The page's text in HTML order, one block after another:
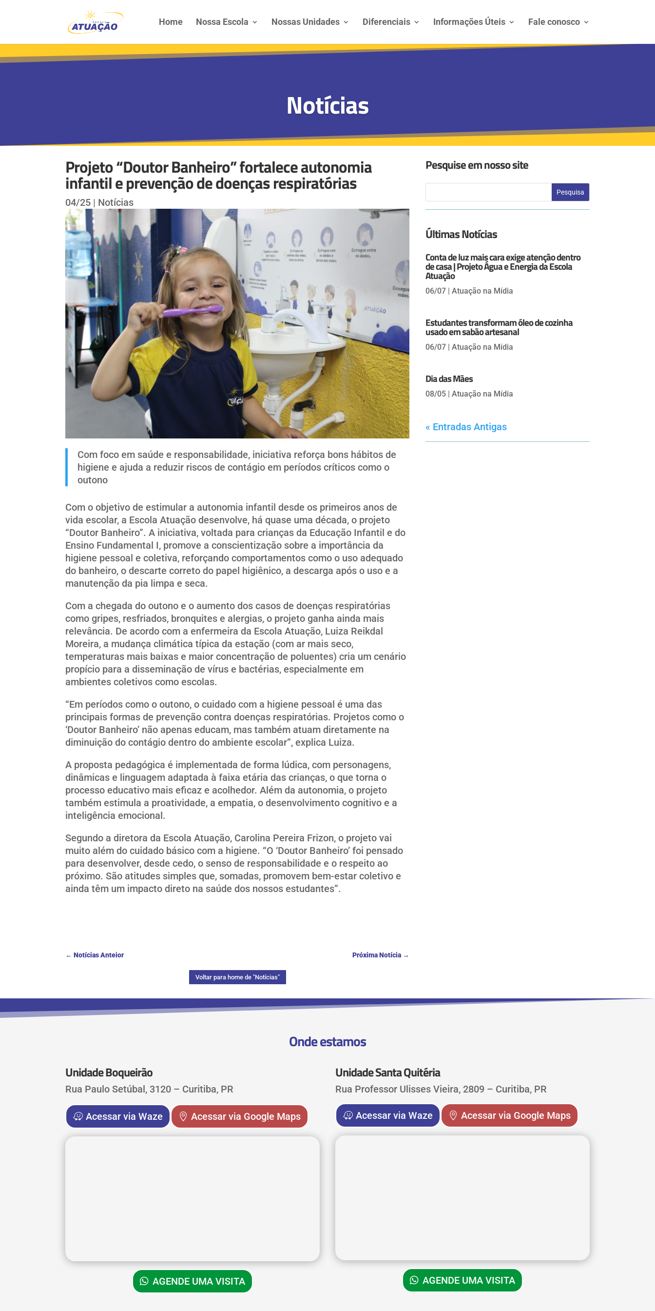
Home Nossa Escola Nossas Unidades Diferenciais Informações Úteis Fale conosco
Notícias
Projeto “Doutor Banheiro” fortalece autonomia
infantil e prevenção de doenças respiratórias
04/25 | Notícias
Com foco em saúde e responsabilidade, iniciativa reforça bons hábitos de
higiene e ajuda a reduzir riscos de contágio em períodos críticos como o
outono
Com o objetivo de estimular a autonomia infantil desde os primeiros anos de
vida escolar, a Escola Atuação desenvolve, há quase uma década, o projeto
“Doutor Banheiro”. A iniciativa, voltada para crianças da Educação Infantil e do
Ensino Fundamental I, promove a conscientização sobre a importância da
higiene pessoal e coletiva, reforçando comportamentos como o uso adequado
do banheiro, o descarte correto do papel higiênico, a descarga após o uso e a
manutenção da pia limpa e seca.
Com a chegada do outono e o aumento dos casos de doenças respiratórias
como gripes, resfriados, bronquites e alergias, o projeto ganha ainda mais
relevância. De acordo com a enfermeira da Escola Atuação, Luiza Reikdal
Moreira, a mudança climática típica da estação (com ar mais seco,
temperaturas mais baixas e maior concentração de poluentes) cria um cenário
propício para a disseminação de vírus e bactérias, especialmente em
ambientes coletivos como escolas.
“Em períodos como o outono, o cuidado com a higiene pessoal é uma das
principais formas de prevenção contra doenças respiratórias. Projetos como o
‘Doutor Banheiro’ não apenas educam, mas também atuam diretamente na
diminuição do contágio dentro do ambiente escolar”, explica Luiza.
A proposta pedagógica é implementada de forma lúdica, com personagens,
dinâmicas e linguagem adaptada à faixa etária das crianças, o que torna o
processo educativo mais eficaz e acolhedor. Além da autonomia, o projeto
também estimula a proatividade, a empatia, o desenvolvimento cognitivo e a
inteligência emocional.
Segundo a diretora da Escola Atuação, Carolina Pereira Frizon, o projeto vai
muito além do cuidado básico com a higiene. “O ‘Doutor Banheiro’ foi pensado
para desenvolver, desde cedo, o senso de responsabilidade e o respeito ao
próximo. São atitudes simples que, somadas, promovem bem-estar coletivo e
ainda têm um impacto direto na saúde dos nossos estudantes”.
←Notícias Anteior Próxima Notícia →
Voltar para home de "Notícias"
Pesquise em nosso site
Últimas Notícias
Conta de luz mais cara exige atenção dentro
de casa | Projeto Água e Energia da Escola
Atuação
06/07| Atuação na Mídia
Estudantes transformam óleo de cozinha
usado em sabão artesanal
06/07| Atuação na Mídia
Dia das Mães
08/05| Atuação na Mídia
« Entradas Antigas
Onde estamos
Unidade Boqueirão
Rua Paulo Setúbal, 3120 – Curitiba, PR
Acessar via Waze Acessar via Google Maps
AGENDE UMA VISITA
Unidade Santa Quitéria
Rua Professor Ulisses Vieira, 2809 – Curitiba, PR
Acessar via Waze Acessar via Google Maps
AGENDE UMA VISITA